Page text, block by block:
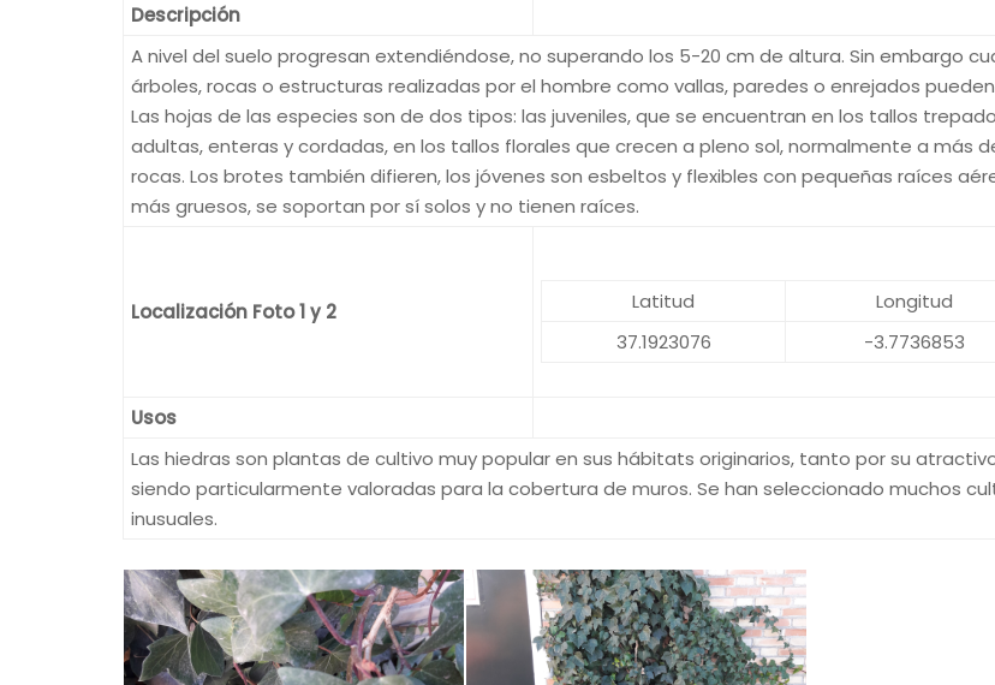
Descripción
A nivel del suelo progresan extendiéndose, no superando los 5-20 cm de altura. Sin embargo
árboles, rocas o estructuras realizadas por el hombre como vallas, paredes o enrejados
Las hojas de las especies son de dos tipos: las juveniles, que se encuentran en los tallos
adultas, enteras y cordadas, en los tallos florales que crecen a pleno sol, normalmente a más
rocas. Los brotes también difieren, los jóvenes son esbeltos y flexibles con pequeñas raíces
más gruesos, se soportan por sí solos y no tienen raíces.
Localización Foto 1 y 2 Latitud Longitud
37.1923076
-3.7736853
Usos
Las hiedras son plantas de cultivo muy popular en sus hábitats originarios, tanto por su
siendo particularmente valoradas para la cobertura de muros. Se han seleccionado muchos
inusuales.